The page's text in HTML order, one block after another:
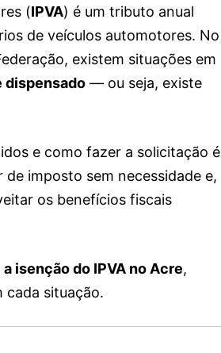
(IPVA) é um tributo anual
de veículos automotores. No
existem situações em
dispensado — ou seja, existe
e como fazer a solicitação é
imposto sem necessidade e,
os benefícios fiscais
isenção do IPVA no Acre,
cada situação.